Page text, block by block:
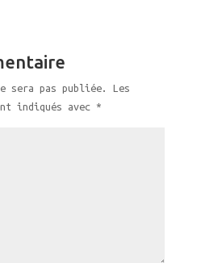
sera pas publiée.
Les
indiqués avec *